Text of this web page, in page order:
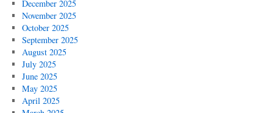
December 2025
November 2025
October 2025
September 2025
August 2025
July 2025
June 2025
May 2025
April 2025